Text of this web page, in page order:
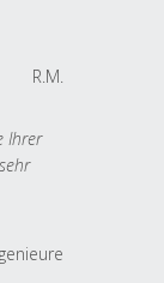
R.M.
Ihrer